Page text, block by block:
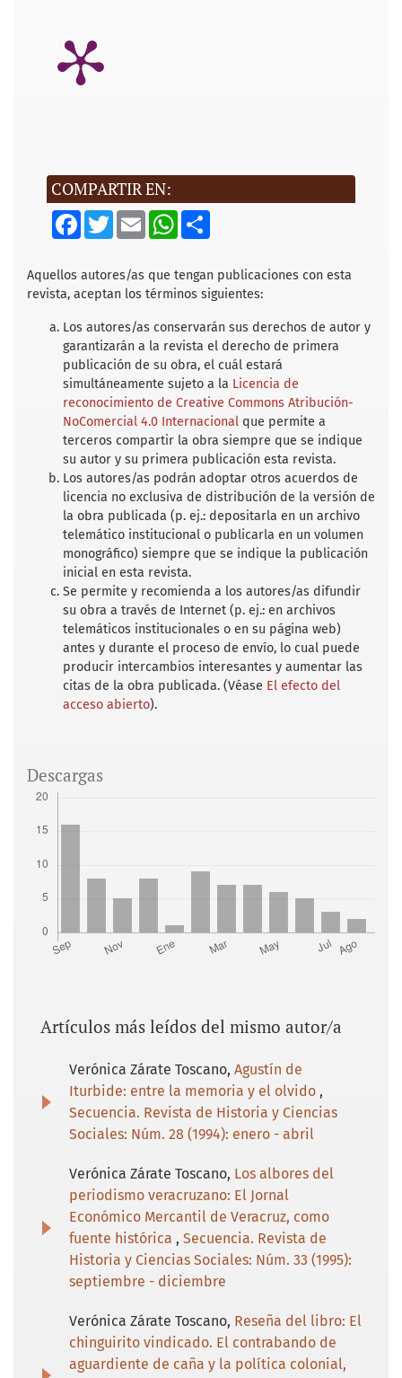
COMPARTIR EN:
F
a
b
o
o
T
w
t
e
r
E
m
l
W
s
A
p
S
e
Aquellos autores/as que tengan publicaciones con esta
revista, aceptan los términos siguientes:
Los autores/as conservarán sus derechos de autor y
garantizarán a la revista el derecho de primera
publicación de su obra, el cuál estará
simultáneamente sujeto a la Licencia de
reconocimiento de Creative Commons Atribución-
NoComercial 4.0 Internacional que permite a
terceros compartir la obra siempre que se indique
su autor y su primera publicación esta revista.
Los autores/as podrán adoptar otros acuerdos de
licencia no exclusiva de distribución de la versión de
la obra publicada (p. ej.: depositarla en un archivo
telemático institucional o publicarla en un volumen
monográfico) siempre que se indique la publicación
inicial en esta revista.
Se permite y recomienda a los autores/as difundir
su obra a través de Internet (p. ej.: en archivos
telemáticos institucionales o en su página web)
antes y durante el proceso de envío, lo cual puede
producir intercambios interesantes y aumentar las
citas de la obra publicada. (Véase El efecto del
acceso abierto).
Descargas
Artículos más leídos del mismo autor/a
Verónica Zárate Toscano, Agustín de
Iturbide: entre la memoria y el olvido ,
Secuencia. Revista de Historia y Ciencias
Sociales: Núm. 28 (1994): enero - abril
Verónica Zárate Toscano, Los albores del
periodismo veracruzano: El Jornal
Económico Mercantil de Veracruz, como
fuente histórica , Secuencia. Revista de
Historia y Ciencias Sociales: Núm. 33 (1995):
septiembre - diciembre
Verónica Zárate Toscano, Reseña del libro: El
chinguirito vindicado. El contrabando de
aguardiente de caña y la política colonial,